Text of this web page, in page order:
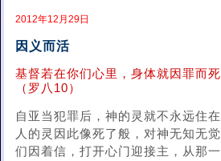
2012年12月29日
因义而活
基督若在你们心里，身体就因罪而死
（罗八10）
自亚当犯罪后，神的灵就不永远住
人的灵因此像死了般，对神无知无
们因着信，打开心门迎接主，从那